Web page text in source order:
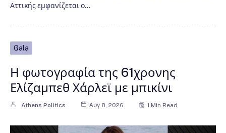
Αττικής εμφανίζεται ο…
Gala
Η φωτογραφία της 61χρονης
Ελίζαμπεθ Χάρλεϊ με μπικίνι
Athens Politics Αυγ 8, 2026 1 Min Read